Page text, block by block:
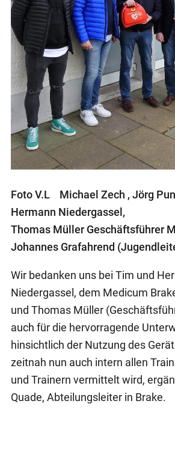
Foto V.L Michael Zech , Jörg
Hermann Niedergassel,
Thomas Müller Geschäftsführer
Johannes Grafahrend
Wir bedanken uns bei Tim und
Niedergassel, dem Medicum
und Thomas Müller
auch für die hervorragende
hinsichtlich der Nutzung des
zeitnah nun auch intern allen
und Trainern vermittelt wird,
Quade, Abteilungsleiter in Brake.